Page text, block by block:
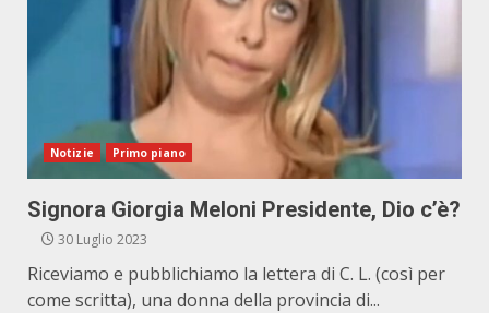
Notizie Primo piano
Signora Giorgia Meloni Presidente, Dio c’è?
30 Luglio 2023
Riceviamo e pubblichiamo la lettera di C. L. (così per
come scritta), una donna della provincia di...